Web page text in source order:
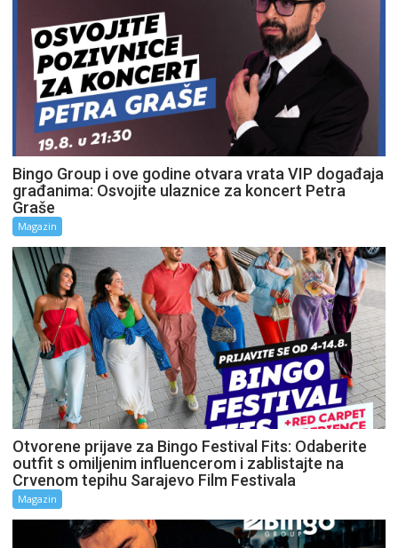
Bingo Group i ove godine otvara vrata VIP događaja
građanima: Osvojite ulaznice za koncert Petra
Graše
Magazin
Otvorene prijave za Bingo Festival Fits: Odaberite
outfit s omiljenim influencerom i zablistajte na
Crvenom tepihu Sarajevo Film Festivala
Magazin